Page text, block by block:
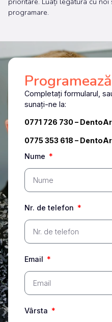
programare.
Completați formularul,
sunați-ne la:
0771 726 730–
0775 353 618 –
Nume
Nr. de telefon
Email
Vârsta